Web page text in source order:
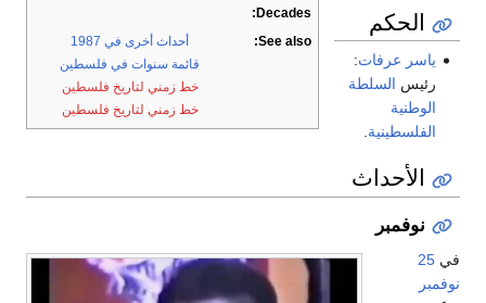
Decades:
See also:
أحداث أخرى في 1987
قائمة سنوات في فلسطين
خط زمني لتاريخ فلسطين
خط زمني لتاريخ فلسطين
الحكم
ياسر عرفات:
رئيس السلطة
الوطنية
الفلسطينية
الأحداث
نوفمبر
في 25
نوفمبر